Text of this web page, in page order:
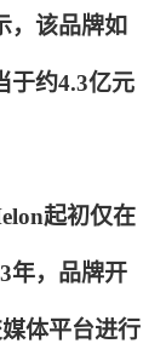
，该品牌如
于约4.3亿元
起初仅在
年，品牌开
体平台进行